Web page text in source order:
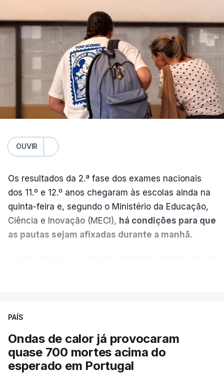
OUVIR
Os resultados da 2.ª fase dos exames nacionais
dos 11.º e 12.º anos chegaram às escolas ainda na
quinta-feira e, segundo o Ministério da Educação,
Ciência e Inovação (MECI), há condições para que
as pautas sejam afixadas durante a manhã.
dependia da apresentação de um requerimento,
mas o Governo decidiu, a partir deste ano,
disponibilizar a cópia dos exames classificados a
PAÍS
Ondas de calor já provocaram
quase 700 mortes acima do
esperado em Portugal